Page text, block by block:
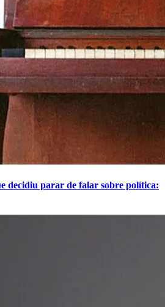
decidiu parar de falar sobre política: